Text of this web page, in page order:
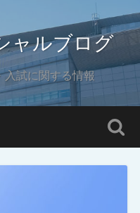
ャルブログ
入試に関する情報